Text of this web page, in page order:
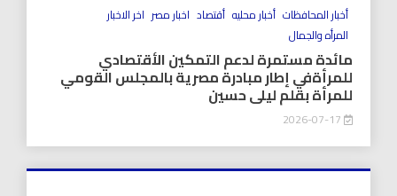
أخبار المحافظات أخبار محليه أقتصاد اخبار مصر اخر الاخبار
المرأه والجمال
مائدة مستمرة لدعم التمكين الأقتصادي
للمرأةفي إطار مبادرة مصرية بالمجلس القومي
للمرأة بقلم ليلى حسين